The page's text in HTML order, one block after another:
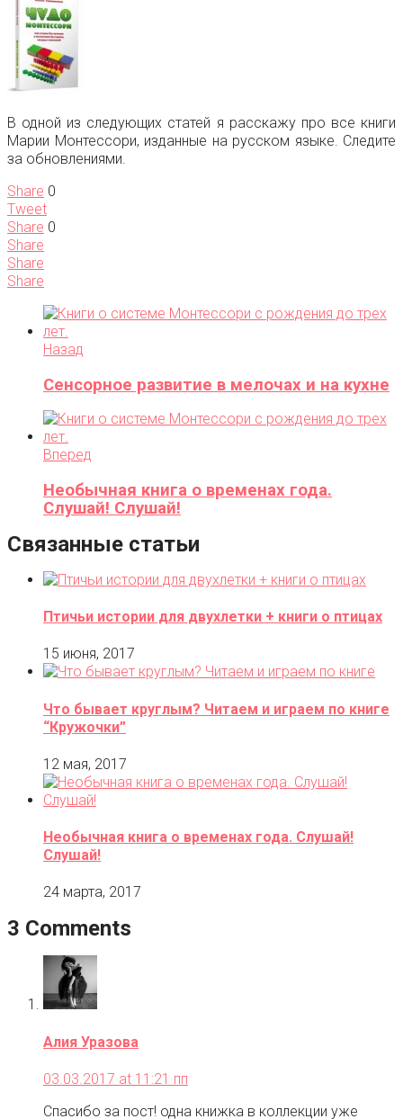
В одной из следующих статей я расскажу про все книги
Марии Монтессори, изданные на русском языке. Следите
за обновлениями.
Share 0
Tweet
Share 0
Share
Share
Share
Назад
Сенсорное развитие в мелочах и на кухне
Вперед
Необычная книга о временах года.
Слушай! Слушай!
Связанные статьи
Птичьи истории для двухлетки + книги о птицах
15 июня, 2017
Что бывает круглым? Читаем и играем по книге
“Кружочки”
12 мая, 2017
Необычная книга о временах года. Слушай!
Слушай!
24 марта, 2017
3 Comments
Алия Уразова
03.03.2017 at 11:21 пп
Спасибо за пост! одна книжка в коллекции уже